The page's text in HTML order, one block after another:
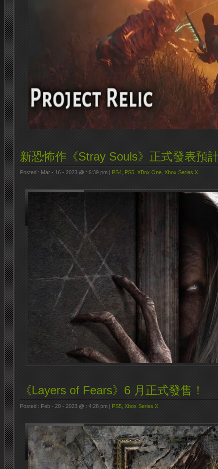
新恐怖作《Stray Souls》正式發表預
Posted : Mar - 16 - 2023 @ : 6:39 pm | PS4 PS5 XBox One Xbox Series X
《Layers of Fears》6 月正式發售！
Posted : Feb - 20 - 2023 @ : 4:28 pm | PS5 Xbox Series X